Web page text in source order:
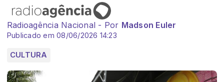
Radioagência Nacional - Por Madson Euler
Publicado em 08/06/2026 14:23
CULTURA